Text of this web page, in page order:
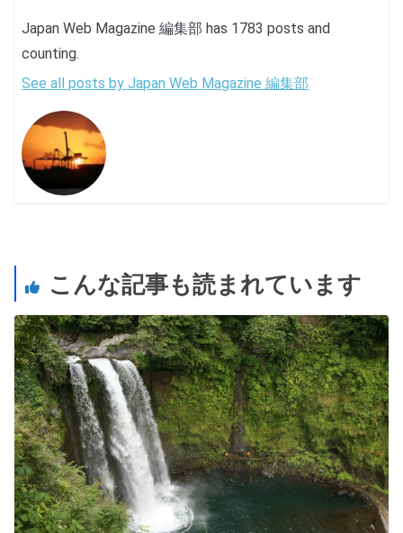
Japan Web Magazine 編集部 has 1783 posts and
counting.
See all posts by Japan Web Magazine 編集部
こんな記事も読まれています